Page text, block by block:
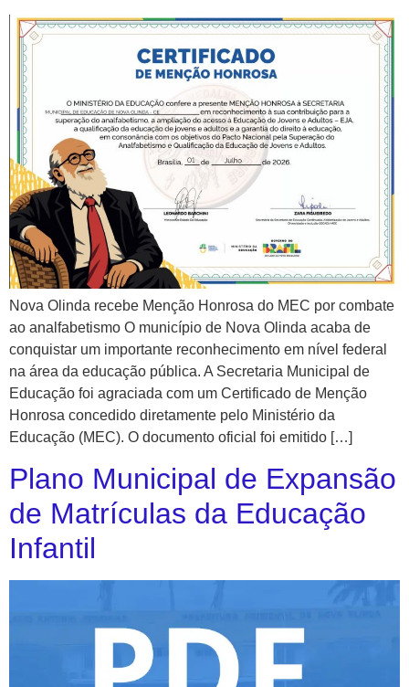
Nova Olinda recebe Menção Honrosa do MEC por combate
ao analfabetismo O município de Nova Olinda acaba de
conquistar um importante reconhecimento em nível federal
na área da educação pública. A Secretaria Municipal de
Educação foi agraciada com um Certificado de Menção
Honrosa concedido diretamente pelo Ministério da
Educação (MEC). ​O documento oficial foi emitido […]
Plano Municipal de Expansão
de Matrículas da Educação
Infantil